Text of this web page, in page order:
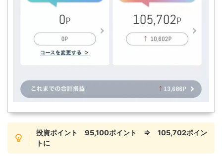
投資ポイント 95,100ポイント ⇒ 105,702ポイン
トに